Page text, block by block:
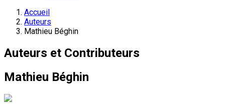
Accueil
Auteurs
Mathieu Béghin
Auteurs et Contributeurs
Mathieu Béghin